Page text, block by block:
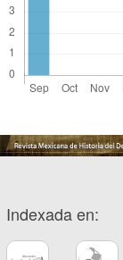
Indexada en: